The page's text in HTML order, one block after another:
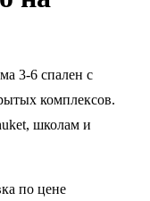
3-6 спален с
комплексов.
школам и
по цене